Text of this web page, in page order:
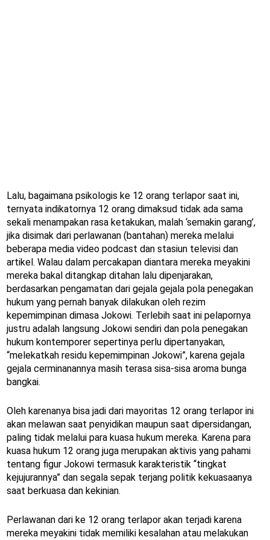
Lalu, bagaimana psikologis ke 12 orang terlapor saat ini,
ternyata indikatornya 12 orang dimaksud tidak ada sama
sekali menampakan rasa ketakukan, malah ‘semakin garang’,
jika disimak dari perlawanan (bantahan) mereka melalui
beberapa media video podcast dan stasiun televisi dan
artikel. Walau dalam percakapan diantara mereka meyakini
mereka bakal ditangkap ditahan lalu dipenjarakan,
berdasarkan pengamatan dari gejala gejala pola penegakan
hukum yang pernah banyak dilakukan oleh rezim
kepemimpinan dimasa Jokowi. Terlebih saat ini pelapornya
justru adalah langsung Jokowi sendiri dan pola penegakan
hukum kontemporer sepertinya perlu dipertanyakan,
“melekatkah residu kepemimpinan Jokowi”, karena gejala
gejala cerminanannya masih terasa sisa-sisa aroma bunga
bangkai.
Oleh karenanya bisa jadi dari mayoritas 12 orang terlapor ini
akan melawan saat penyidikan maupun saat dipersidangan,
paling tidak melalui para kuasa hukum mereka. Karena para
kuasa hukum 12 orang juga merupakan aktivis yang pahami
tentang figur Jokowi termasuk karakteristik “tingkat
kejujurannya” dan segala sepak terjang politik kekuasaanya
saat berkuasa dan kekinian.
Perlawanan dari ke 12 orang terlapor akan terjadi karena
mereka meyakini tidak memiliki kesalahan atau melakukan